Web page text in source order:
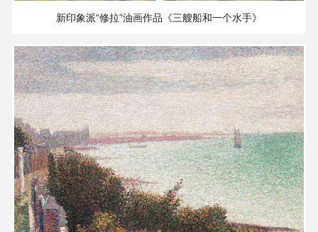
新印象派“修拉”油画作品《三艘船和一个水手》
史
部
古
籍
子
部
古
籍